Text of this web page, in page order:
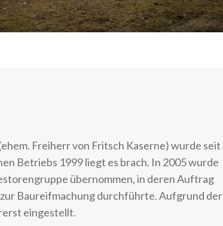
Freiherr von Fritsch Kaserne) wurde seit
Betriebs 1999 liegt es brach. In 2005 wurde
übernommen, in deren Auftrag
Baureifmachung durchführte. Aufgrund der
eingestellt.